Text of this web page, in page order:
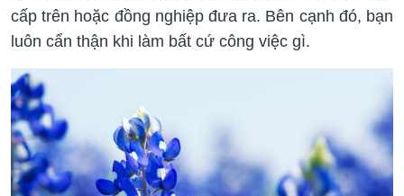
cấp trên hoặc đồng nghiệp đưa ra. Bên cạnh đó, bạn
luôn cẩn thận khi làm bất cứ công việc gì.